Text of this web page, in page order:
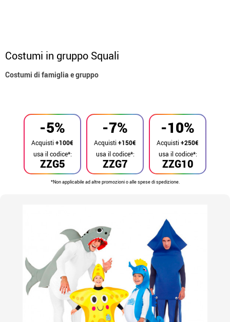
Costumi in gruppo Squali
Costumi di famiglia e gruppo
-5%
Acquisti+100€
ZZG5
usa il codice*:
-7%
Acquisti+150€
ZZG7
usa il codice*:
-10%
Acquisti+250€
ZZG10
usa il codice*:
*Non applicabile ad altre promozioni o alle spese di spedizione.